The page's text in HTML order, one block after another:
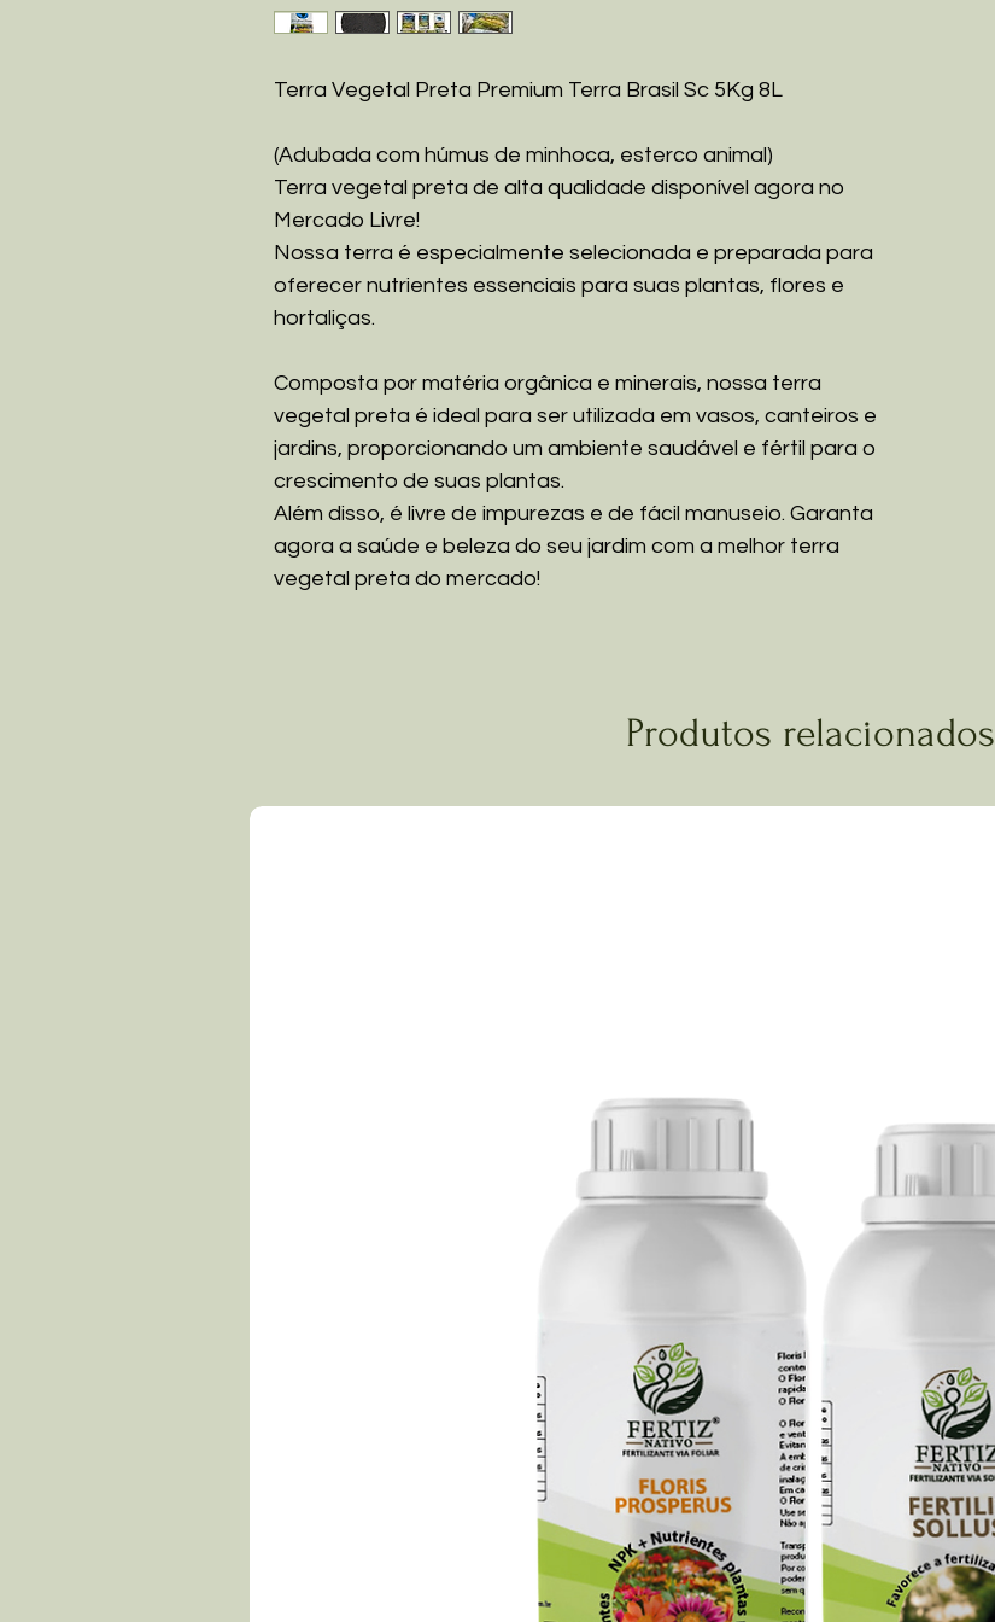
Terra Vegetal Preta Premium Terra Brasil Sc 5Kg 8L
(Adubada com húmus de minhoca, esterco animal)
Terra vegetal preta de alta qualidade disponível agora no
Mercado Livre!
Nossa terra é especialmente selecionada e preparada para
oferecer nutrientes essenciais para suas plantas, flores e
hortaliças.
Composta por matéria orgânica e minerais, nossa terra
vegetal preta é ideal para ser utilizada em vasos, canteiros e
jardins, proporcionando um ambiente saudável e fértil para o
crescimento de suas plantas.
Além disso, é livre de impurezas e de fácil manuseio. Garanta
agora a saúde e beleza do seu jardim com a melhor terra
vegetal preta do mercado!
Produtos relacionados